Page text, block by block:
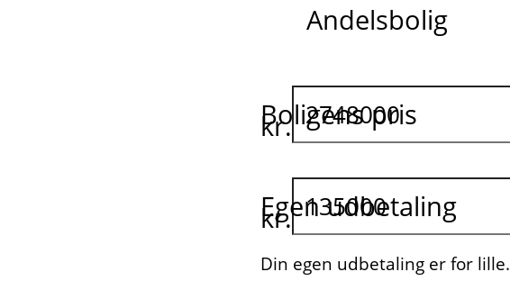
Andelsbolig
Boligens pris
kr.
Egen udbetaling
kr.
Din egen udbetaling er for lille.